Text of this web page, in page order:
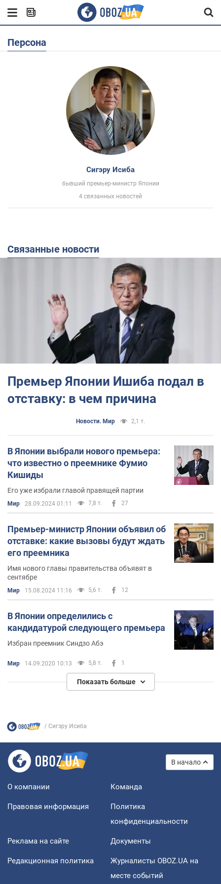
Персона
Сигэру Исиба
бывший премьер-министр Японии
4 связанных новостей
Связанные новости
Премьер Японии Ишиба подал в
отставку: в чем причина
Новости. Мир 2,1 т.
В Японии выбрали нового премьера:
что известно о преемнике Фумио
Кишиды
Его уже избрали главой правящей партии
Мир 28.09.2024 01:11 7,8 т. 27
Премьер-министр Японии объявил об
отставке: какие вызовы будут ждать
его преемника
Имя нового главы правительства объявят в
сентябре
Мир 15.08.2024 11:16 5,6 т. 12
В Японии определились с
кандидатурой следующего премьера
Избран преемник Синдзо Абэ
Мир 14.09.2020 10:13 5,8 т. 1
Показать больше
Сигэру Исиба
В начало
О компании Команда
Правовая информация
Политика
конфиденциальности
Реклама на сайте Документы
Редакционная политика
Журналисты OBOZ.UA на
месте событий